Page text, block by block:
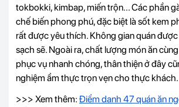
tokbokki, kimbap, miến trộn... Các phần
chế biến phong phú, đặc biệt là sốt kem
rất được yêu thích. Không gian quán
sạch sẽ. Ngoài ra, chất lượng món ăn
phục vụ nhanh chóng, thân thiện ở đây
nghiệm ẩm thực trọn vẹn cho thực khách.
>>> Xem thêm: Điểm danh 47 quán ăn